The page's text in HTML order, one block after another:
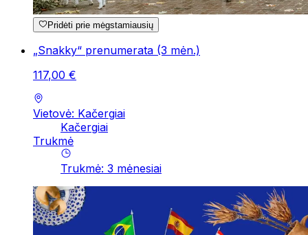
Pridėti prie mėgstamiausių
„Snakky“ prenumerata (3 mėn.)
117,00 €
Vietovė: Kačergiai
Kačergiai
Trukmė
Trukmė: 3 mėnesiai